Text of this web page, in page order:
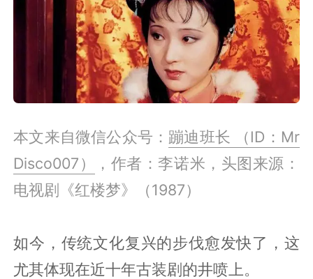
本文来自微信公众号： 蹦迪班长 （ID：Mr
Disco007）
，作者：李诺米，头图来源：
电视剧《红楼梦》（1987）
如今，传统文化复兴的步伐愈发快了，这
尤其体现在近十年古装剧的井喷上。